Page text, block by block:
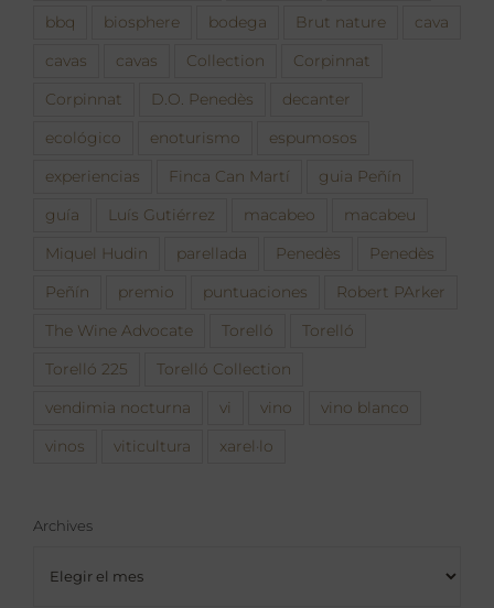
bbq biosphere bodega Brut nature cava
cavas cavas Collection Corpinnat
Corpinnat D.O. Penedès decanter
ecológico enoturismo espumosos
experiencias Finca Can Martí guia Peñín
guía Luís Gutiérrez macabeo macabeu
Miquel Hudin parellada Penedès Penedès
Peñín premio puntuaciones Robert PArker
The Wine Advocate Torelló Torelló
Torelló 225 Torelló Collection
vendimia nocturna vi vino vino blanco
vinos viticultura xarel·lo
Archives